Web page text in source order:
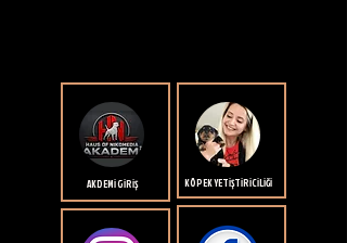
AKDEMİ GİRİŞ KÖPEK YETİŞTİRİCİLİĞİ